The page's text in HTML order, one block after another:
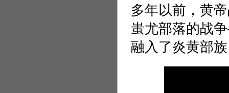
多年以前，黄
蚩尤部落的战
融入了炎黄部